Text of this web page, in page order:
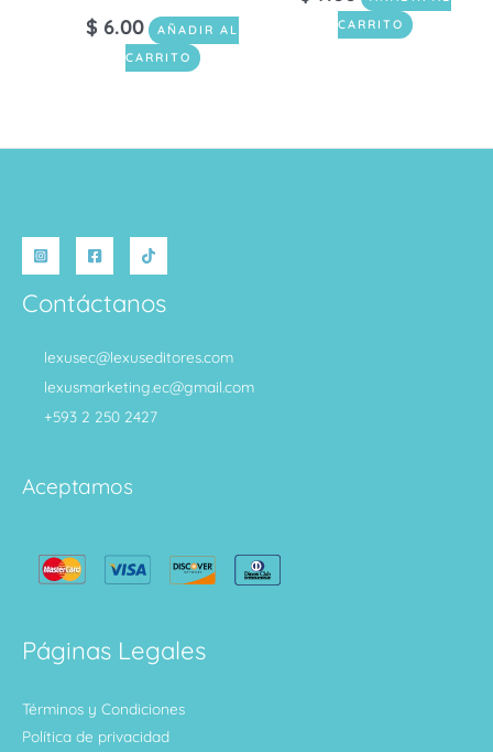
$ 6.00
AÑADIR AL
CARRITO
CARRITO
Contáctanos
lexusec@lexuseditores.com
lexusmarketing.ec@gmail.com
+593 2 250 2427
Aceptamos
Páginas Legales
Términos y Condiciones
Política de privacidad